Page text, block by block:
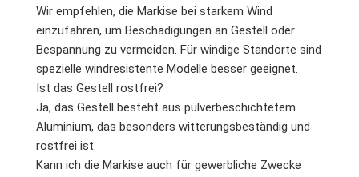
Wir empfehlen, die Markise bei starkem Wind
einzufahren, um Beschädigungen an Gestell oder
Bespannung zu vermeiden. Für windige Standorte sind
spezielle windresistente Modelle besser geeignet.
Ist das Gestell rostfrei?
Ja, das Gestell besteht aus pulverbeschichtetem
Aluminium, das besonders witterungsbeständig und
rostfrei ist.
Kann ich die Markise auch für gewerbliche Zwecke